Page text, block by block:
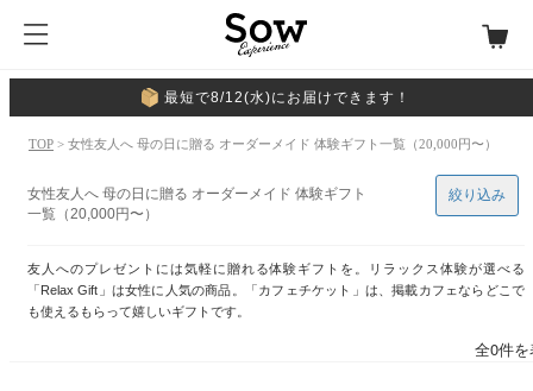
最短で8/12(水)にお届けできます！
TOP > 女性友人へ 母の日に贈る オーダーメイド 体験ギフト一覧（20,000円〜）
女性友人へ 母の日に贈る オーダーメイド 体験ギフト
一覧（20,000円〜）
友人へのプレゼントには気軽に贈れる体験ギフトを。リラックス体験が選べる
「Relax Gift」は女性に人気の商品。「カフェチケット」は、掲載カフェならどこで
も使えるもらって嬉しいギフトです。
絞り込み
全0件